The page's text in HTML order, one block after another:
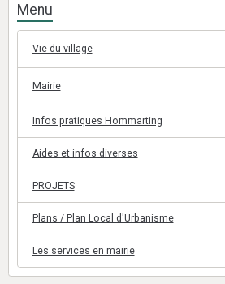
Menu
Vie du village
Mairie
Infos pratiques Hommarting
Aides et infos diverses
PROJETS
Plans / Plan Local d'Urbanisme
Les services en mairie